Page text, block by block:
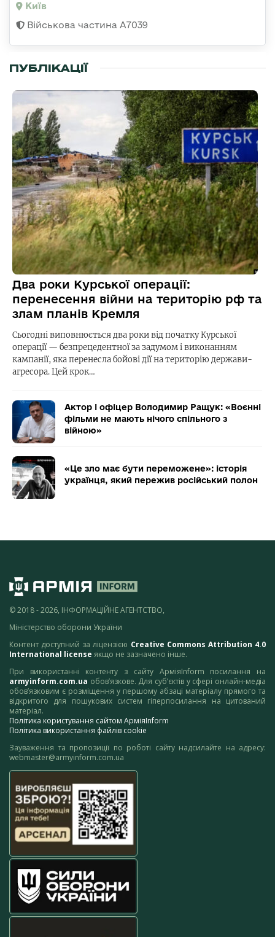
Київ
Військова частина А7039
ПУБЛІКАЦІЇ
Два роки Курської операції:
перенесення війни на територію рф та
злам планів Кремля
Сьогодні виповнюється два роки від початку Курської
операції — безпрецедентної за задумом і виконанням
кампанії, яка перенесла бойові дії на територію держави-
агресора. Цей крок…
Актор і офіцер Володимир Ращук: «Воєнні
фільми не мають нічого спільного з
війною»
«Це зло має бути переможене»: історія
українця, який пережив російський полон
© 2018 - 2026, ІНФОРМАЦІЙНЕ АГЕНТСТВО,
Міністерство оборони України
Контент доступний за ліцензією Creative Commons Attribution 4.0
International license якщо не зазначено інше.
При використанні контенту з сайту АрміяInform посилання на
armyinform.com.ua обов’язкове. Для суб’єктів у сфері онлайн-медіа
обов’язковим є розміщення у першому абзаці матеріалу прямого та
відкритого для пошукових систем гіперпосилання на цитований
матеріал.
Політика користування сайтом АрміяInform
Політика використання файлів cookie
Зауваження та пропозиції по роботі сайту надсилайте на адресу:
webmaster@armyinform.com.ua